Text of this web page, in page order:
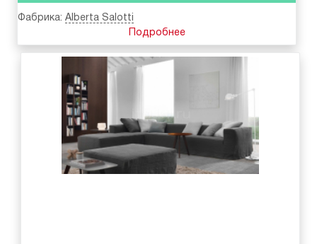
Фабрика: Alberta Salotti
Подробнее